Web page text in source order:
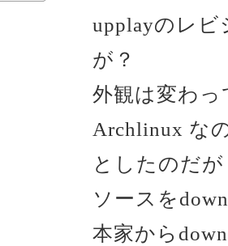
upplayのレ
が？
外観は変わ
Archlinux な
としたのだが
ソースを
本家から